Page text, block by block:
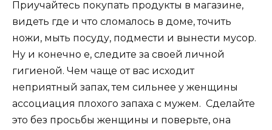
Приучайтесь покупать продукты в магазине,
видеть где и что сломалось в доме, точить
ножи, мыть посуду, подмести и вынести мусор.
Ну и конечно е, следите за своей личной
гигиеной. Чем чаще от вас исходит
неприятный запах, тем сильнее у женщины
ассоциация плохого запаха с мужем. Сделайте
это без просьбы женщины и поверьте, она